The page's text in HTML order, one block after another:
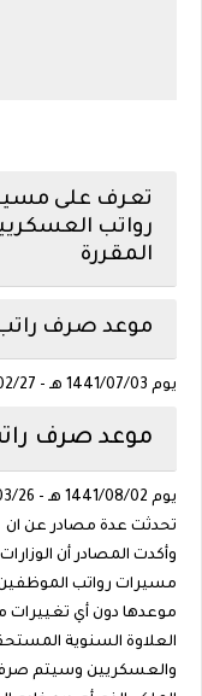
المقررة
موعد صرف راتب جمادى
يوم 1441/07/03 هـ - 2020/02/27 م
موعد صرف راتب رجب
يوم 1441/08/02 هـ - 2020/03/26
تحدثت عدة مصادر عن ان
وأكدت المصادر أن
مسيرات رواتب
موعدها دون أي
العلاوة السنوية
والعسكريين وسيتم